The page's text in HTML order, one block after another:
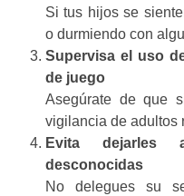
Si tus hijos se
o durmiendo con
Supervisa el uso
de juego
Asegúrate de que
vigilancia de adultos
Evita dejarles
desconocidas
No delegues su